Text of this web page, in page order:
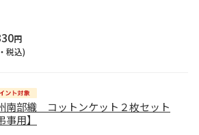
円
税込)
南部織 コットンケット２枚セット
事用】